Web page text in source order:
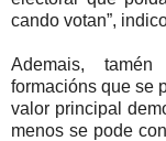
cando votan”,
Ademais,
formacións que se
valor principal
menos se pode